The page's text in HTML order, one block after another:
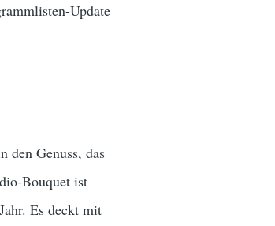
Update
den Genuss, das
Bouquet ist
Es deckt mit